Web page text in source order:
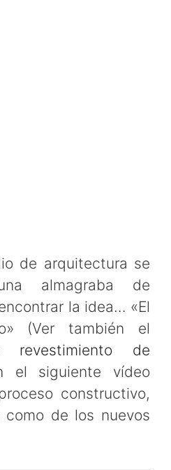
de arquitectura se
almagraba de
la idea… «El
(Ver también el
revestimiento de
el siguiente vídeo
constructivo,
de los nuevos